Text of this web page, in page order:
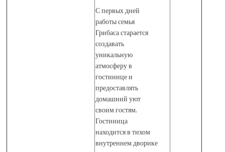
С первых дней
работы семья
Грибаса старается
создавать
уникальную
атмосферу в
гостинице и
предоставлять
домашний уют
своим гостям.
Гостиница
находится в тихом
внутреннем дворике